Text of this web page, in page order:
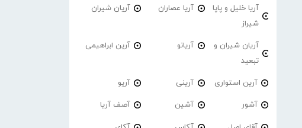
آریا خلیل و پاپا
شیراز
آریا عصاران آریان شیران
آریان شیران و
تبعید
آریانو آرین ابراهیمی
آرین استواری آرینی آریو
آشور آشین آصف آریا